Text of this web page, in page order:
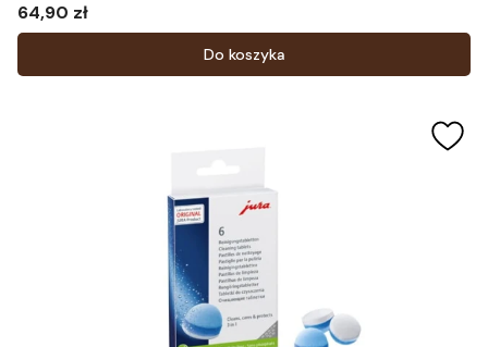
Cena
64,90 zł
Do koszyka